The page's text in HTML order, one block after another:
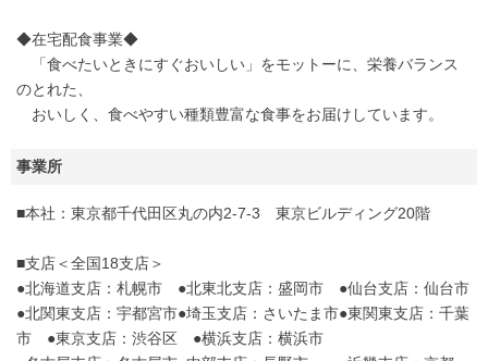
◆在宅配食事業◆
「食べたいときにすぐおいしい」をモットーに、栄養バランス
のとれた、
おいしく、食べやすい種類豊富な食事をお届けしています。
事業所
■本社：東京都千代田区丸の内2-7-3 東京ビルディング20階
■支店＜全国18支店＞
●北海道支店：札幌市 ●北東北支店：盛岡市 ●仙台支店：仙台市
●北関東支店：宇都宮市●埼玉支店：さいたま市●東関東支店：千葉
市 ●東京支店：渋谷区 ●横浜支店：横浜市